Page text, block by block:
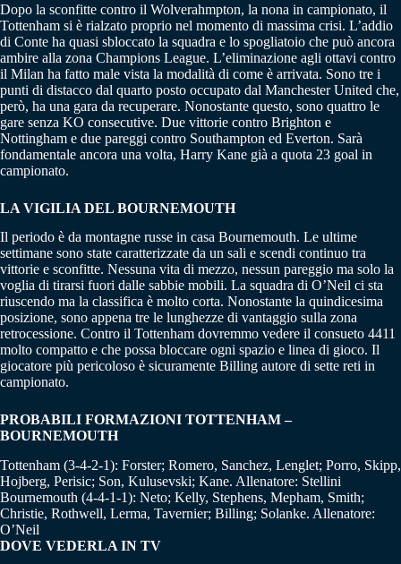
Dopo la sconfitte contro il Wolverahmpton, la nona in campionato, il
Tottenham si è rialzato proprio nel momento di massima crisi. L’addio
di Conte ha quasi sbloccato la squadra e lo spogliatoio che può ancora
ambire alla zona Champions League. L’eliminazione agli ottavi contro
il Milan ha fatto male vista la modalità di come è arrivata. Sono tre i
punti di distacco dal quarto posto occupato dal Manchester United che,
però, ha una gara da recuperare. Nonostante questo, sono quattro le
gare senza KO consecutive. Due vittorie contro Brighton e
Nottingham e due pareggi contro Southampton ed Everton. Sarà
fondamentale ancora una volta, Harry Kane già a quota 23 goal in
campionato.
LA VIGILIA DEL BOURNEMOUTH
Il periodo è da montagne russe in casa Bournemouth. Le ultime
settimane sono state caratterizzate da un sali e scendi continuo tra
vittorie e sconfitte. Nessuna vita di mezzo, nessun pareggio ma solo la
voglia di tirarsi fuori dalle sabbie mobili. La squadra di O’Neil ci sta
riuscendo ma la classifica è molto corta. Nonostante la quindicesima
posizione, sono appena tre le lunghezze di vantaggio sulla zona
retrocessione. Contro il Tottenham dovremmo vedere il consueto 4411
molto compatto e che possa bloccare ogni spazio e linea di gioco. Il
giocatore più pericoloso è sicuramente Billing autore di sette reti in
campionato.
PROBABILI FORMAZIONI TOTTENHAM –
BOURNEMOUTH
Tottenham (3-4-2-1): Forster; Romero, Sanchez, Lenglet; Porro, Skipp,
Hojberg, Perisic; Son, Kulusevski; Kane. Allenatore: Stellini
Bournemouth (4-4-1-1): Neto; Kelly, Stephens, Mepham, Smith;
Christie, Rothwell, Lerma, Tavernier; Billing; Solanke. Allenatore:
O’Neil
DOVE VEDERLA IN TV